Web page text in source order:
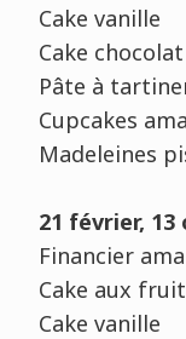
Cake vanille
Cake
Pâte à
Cupcakes
Madeleines
21 février,
Financier
Cake aux
Cake vanille